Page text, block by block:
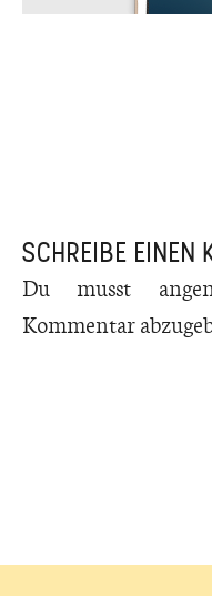
SCHREIBE EINEN
Du musst
Kommentar